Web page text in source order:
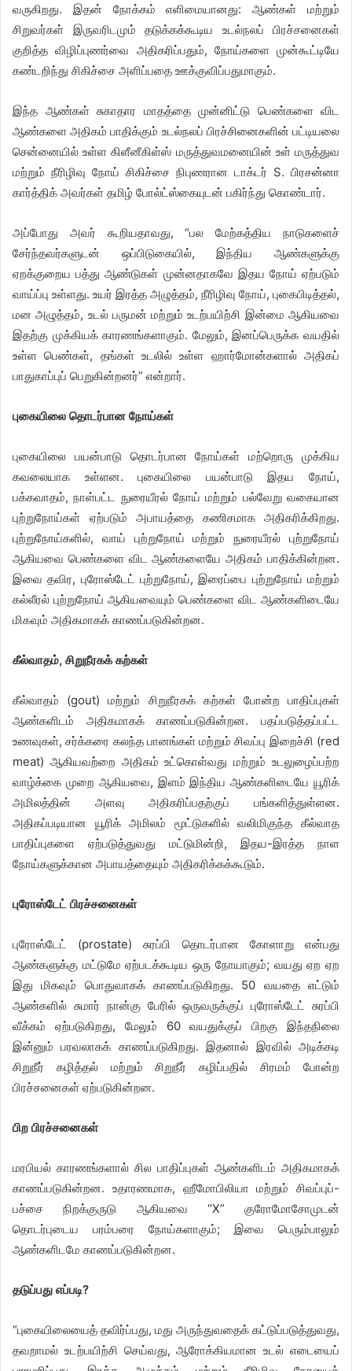
வருகிறது. இதன் நோக்கம் எளிமையானது: ஆண்கள் மற்றும்
சிறுவர்கள் இருவரிடமும் தடுக்கக்கூடிய உடல்நலப் பிரச்சனைகள்
குறித்த விழிப்புணர்வை அதிகரிப்பதும், நோய்களை முன்கூட்டியே
கண்டறிந்து சிகிச்சை அளிப்பதை ஊக்குவிப்பதுமாகும்.
இந்த ஆண்கள் சுகாதார மாதத்தை முன்னிட்டு பெண்களை விட
ஆண்களை அதிகம் பாதிக்கும் உடல்நலப் பிரச்சினைகளின் பட்டியலை
சென்னையில் உள்ள கிளீனீகிள்ஸ் மருத்துவமனையின் உள் மருத்துவ
மற்றும் நீரிழிவு நோய் சிகிச்சை நிபுணரான டாக்டர் S. பிரசன்னா
கார்த்திக் அவர்கள் தமிழ் போல்ட்ஸ்கையுடன் பகிர்ந்து கொண்டார்.
அப்போது அவர் கூறியதாவது, “பல மேற்கத்திய நாடுகளைச்
சேர்ந்தவர்களுடன் ஒப்பிடுகையில், இந்திய ஆண்களுக்கு
ஏறக்குறைய பத்து ஆண்டுகள் முன்னதாகவே இதய நோய் ஏற்படும்
வாய்ப்பு உள்ளது. உயர் இரத்த அழுத்தம், நீரிழிவு நோய், புகைபிடித்தல்,
மன அழுத்தம், உடல் பருமன் மற்றும் உடற்பயிற்சி இன்மை ஆகியவை
இதற்கு முக்கியக் காரணங்களாகும். மேலும், இனப்பெருக்க வயதில்
உள்ள பெண்கள், தங்கள் உடலில் உள்ள ஹார்மோன்களால் அதிகப்
பாதுகாப்புப் பெறுகின்றனர்” என்றார்.
புகையிலை தொடர்பான நோய்கள்
புகையிலை பயன்பாடு தொடர்பான நோய்கள் மற்றொரு முக்கிய
கவலையாக உள்ளன. புகையிலை பயன்பாடு இதய நோய்,
பக்கவாதம், நாள்பட்ட நுரையீரல் நோய் மற்றும் பல்வேறு வகையான
புற்றுநோய்கள் ஏற்படும் அபாயத்தை கணிசமாக அதிகரிக்கிறது.
புற்றுநோய்களில், வாய் புற்றுநோய் மற்றும் நுரையீரல் புற்றுநோய்
ஆகியவை பெண்களை விட ஆண்களையே அதிகம் பாதிக்கின்றன.
இவை தவிர, புரோஸ்டேட் புற்றுநோய், இரைப்பை புற்றுநோய் மற்றும்
கல்லீரல் புற்றுநோய் ஆகியவையும் பெண்களை விட ஆண்களிடையே
மிகவும் அதிகமாகக் காணப்படுகின்றன.
கீல்வாதம், சிறுநீரகக் கற்கள்
கீல்வாதம் (gout) மற்றும் சிறுநீரகக் கற்கள் போன்ற பாதிப்புகள்
ஆண்களிடம் அதிகமாகக் காணப்படுகின்றன. பதப்படுத்தப்பட்ட
உணவுகள், சர்க்கரை கலந்த பானங்கள் மற்றும் சிவப்பு இறைச்சி (red
meat) ஆகியவற்றை அதிகம் உட்கொள்வது மற்றும் உடலுழைப்பற்ற
வாழ்க்கை முறை ஆகியவை, இளம் இந்திய ஆண்களிடையே யூரிக்
அமிலத்தின் அளவு அதிகரிப்பதற்குப் பங்களித்துள்ளன.
அதிகப்படியான யூரிக் அமிலம் மூட்டுகளில் வலிமிகுந்த கீல்வாத
பாதிப்புகளை ஏற்படுத்துவது மட்டுமின்றி, இதய-இரத்த நாள
நோய்களுக்கான அபாயத்தையும் அதிகரிக்கக்கூடும்.
புரோஸ்டேட் பிரச்சனைகள்
புரோஸ்டேட் (prostate) சுரப்பி தொடர்பான கோளாறு என்பது
ஆண்களுக்கு மட்டுமே ஏற்படக்கூடிய ஒரு நோயாகும்; வயது ஏற ஏற
இது மிகவும் பொதுவாகக் காணப்படுகிறது. 50 வயதை எட்டும்
ஆண்களில் சுமார் நான்கு பேரில் ஒருவருக்குப் புரோஸ்டேட் சுரப்பி
வீக்கம் ஏற்படுகிறது, மேலும் 60 வயதுக்குப் பிறகு இந்தநிலை
இன்னும் பரவலாகக் காணப்படுகிறது. இதனால் இரவில் அடிக்கடி
சிறுநீர் கழித்தல் மற்றும் சிறுநீர் கழிப்பதில் சிரமம் போன்ற
பிரச்சனைகள் ஏற்படுகின்றன.
பிற பிரச்சனைகள்
மரபியல் காரணங்களால் சில பாதிப்புகள் ஆண்களிடம் அதிகமாகக்
காணப்படுகின்றன. உதாரணமாக, ஹீமோபிலியா மற்றும் சிவப்புப்-
பச்சை நிறக்குருடு ஆகியவை “X” குரோமோசோமுடன்
தொடர்புடைய பரம்பரை நோய்களாகும்; இவை பெரும்பாலும்
ஆண்களிடமே காணப்படுகின்றன.
தடுப்பது எப்படி?
“புகையிலையைத் தவிர்ப்பது, மது அருந்துவதைக் கட்டுப்படுத்துவது,
தவறாமல் உடற்பயிற்சி செய்வது, ஆரோக்கியமான உடல் எடையைப்